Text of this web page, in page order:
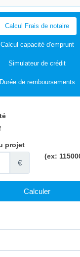
Calcul Frais de notaire
Calcul capacité d'emprunt
Simulateur de crédit
Durée de remboursements